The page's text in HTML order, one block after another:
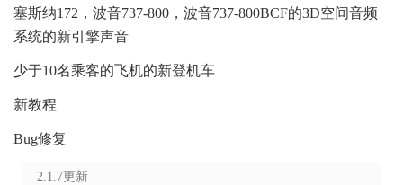
塞斯纳172，波音737-800，波音737-800BCF的3D空间音频
系统的新引擎声音
少于10名乘客的飞机的新登机车
新教程
Bug修复
2.1.7更新